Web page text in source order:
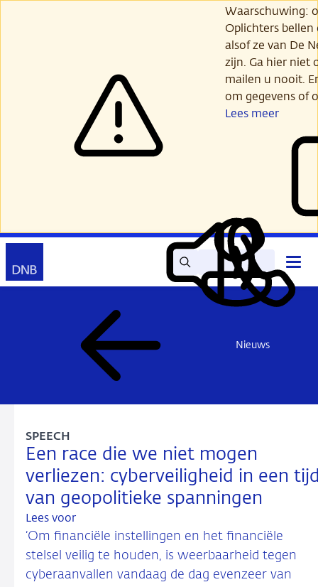
Waarschuwing:
Oplichters
alsof ze van De
zijn. Ga hier niet
mailen u nooit.
om gegevens of
Lees meer
Zoek Lees
voor
Mijn
DNB
Contact
Nieuws
Een race die we niet mogen
verliezen: cyberveiligheid in een
van geopolitieke spanningen
SPEECH
Lees voor
‘Om financiële instellingen en het financiële
stelsel veilig te houden, is weerbaarheid tegen
cyberaanvallen vandaag de dag evenzeer van